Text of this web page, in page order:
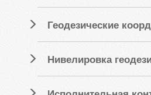
Геодезические
Нивелировка